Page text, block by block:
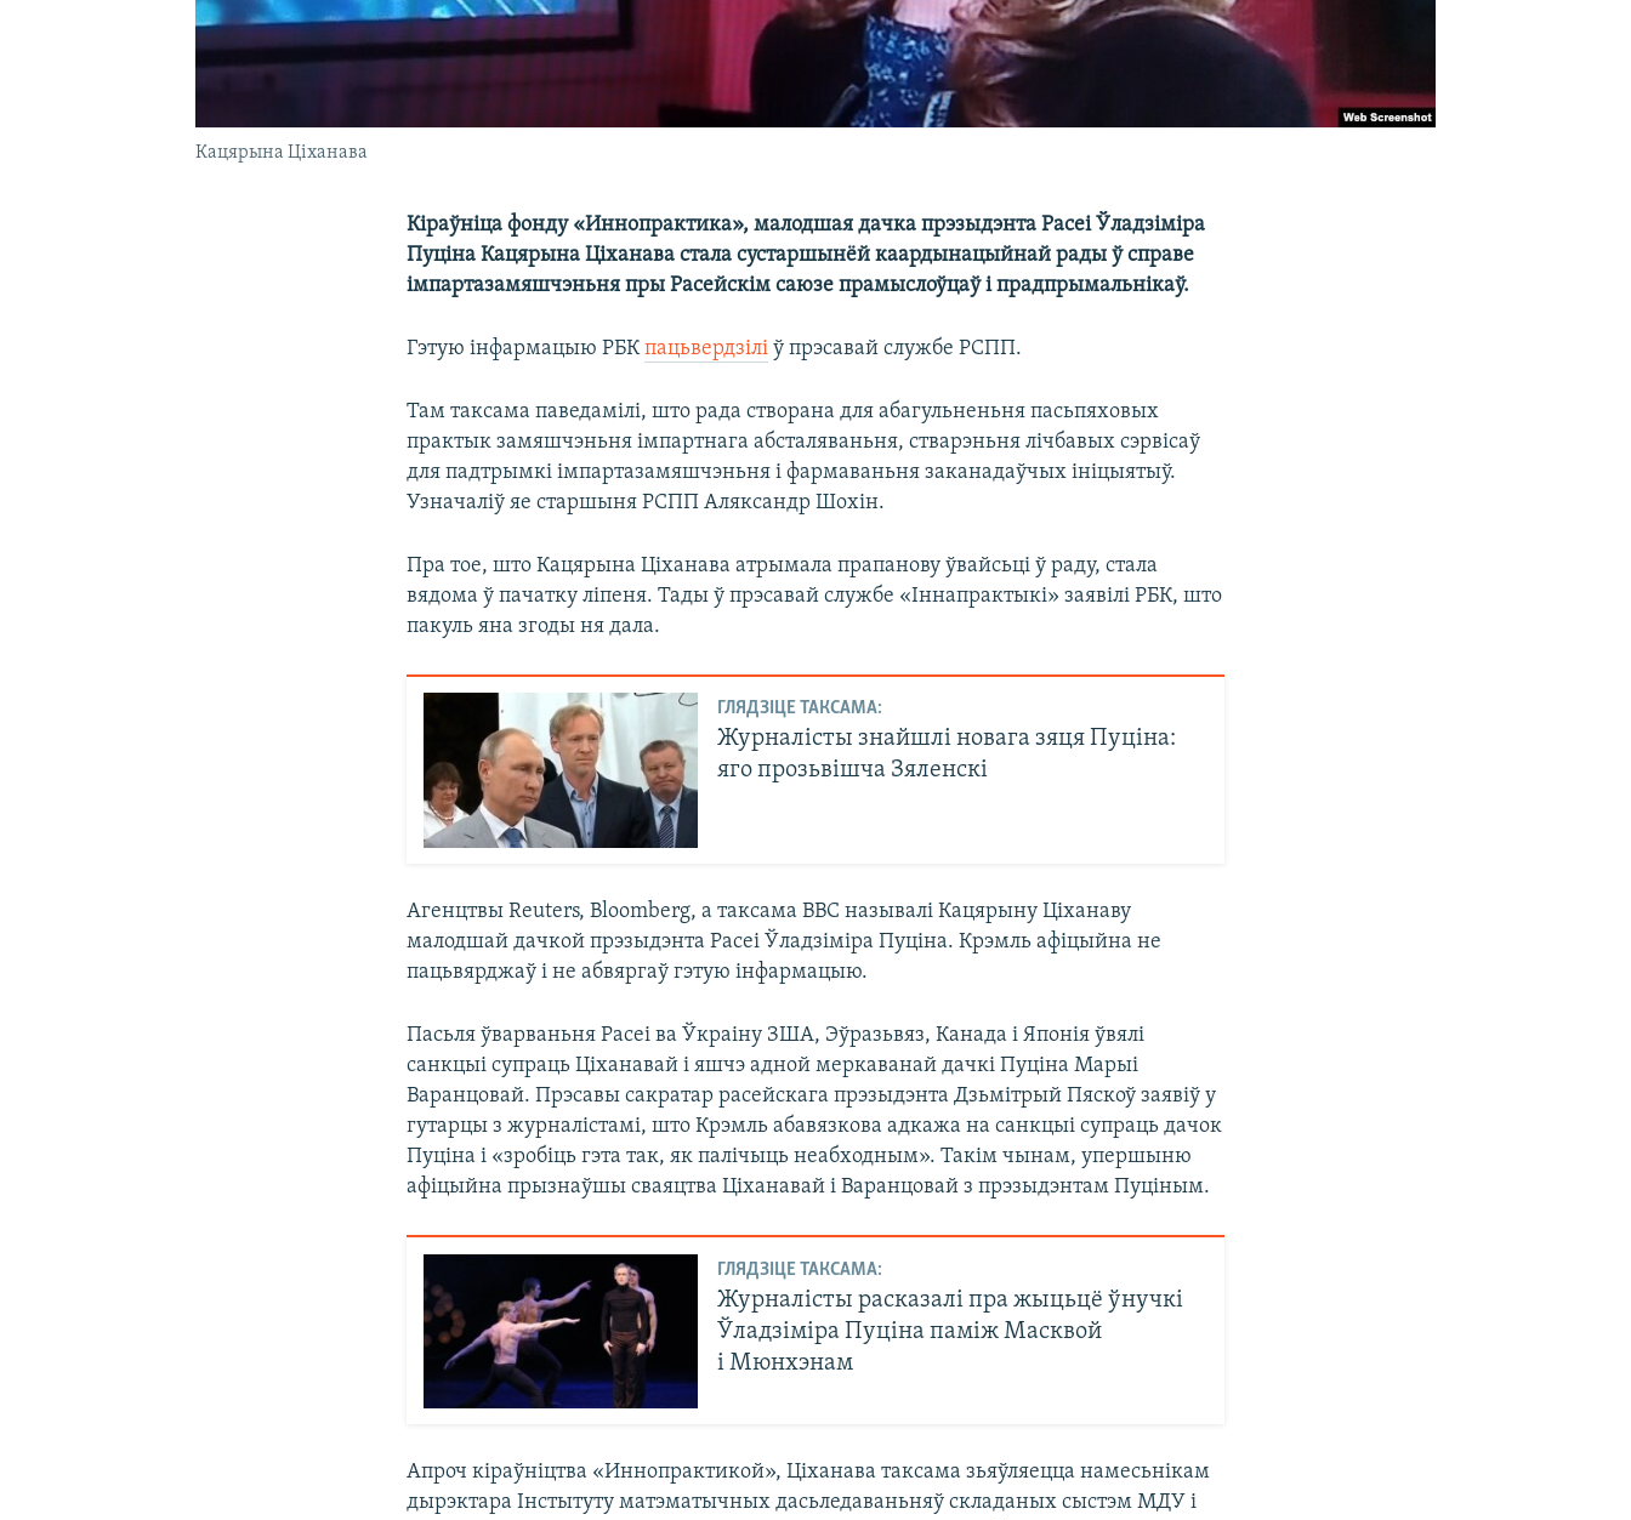
Кацярына Ціханава
Кіраўніца фонду «Иннопрактика», малодшая дачка прэзыдэнта Расеі Ўладзіміра
Пуціна Кацярына Ціханава стала сустаршынёй каардынацыйнай рады ў справе
імпартазамяшчэньня пры Расейскім саюзе прамыслоўцаў і прадпрымальнікаў.
Гэтую інфармацыю РБКпацьвердзілі ў прэсавай службе РСПП.
Там таксама паведамілі, што рада створана для абагульненьня пасьпяховых
практык замяшчэньня імпартнага абсталяваньня, стварэньня лічбавых сэрвісаў
для падтрымкі імпартазамяшчэньня і фармаваньня заканадаўчых ініцыятыў.
Узначаліў яе старшыня РСПП Аляксандр Шохін.
Пра тое, што Кацярына Ціханава атрымала прапанову ўвайсьці ў раду, стала
вядома ў пачатку ліпеня. Тады ў прэсавай службе «Іннапрактыкі» заявілі РБК, што
пакуль яна згоды ня дала.
ГЛЯДЗІЦЕ ТАКСАМА:
Журналісты знайшлі новага зяця Пуціна:
яго прозьвішча Зяленскі
Агенцтвы Reuters, Bloomberg, а таксама ВВС называлі Кацярыну Ціханаву
малодшай дачкой прэзыдэнта Расеі Ўладзіміра Пуціна. Крэмль афіцыйна не
пацьвярджаў і не абвяргаў гэтую інфармацыю.
Пасьля ўварваньня Расеі ва Ўкраіну ЗША, Эўразьвяз, Канада і Японія ўвялі
санкцыі супраць Ціханавай і яшчэ адной меркаванай дачкі Пуціна Марыі
Варанцовай. Прэсавы сакратар расейскага прэзыдэнта Дзьмітрый Пяскоў заявіў у
гутарцы з журналістамі, што Крэмль абавязкова адкажа на санкцыі супраць дачок
Пуціна і «зробіць гэта так, як палічыць неабходным». Такім чынам, упершыню
афіцыйна прызнаўшы сваяцтва Ціханавай і Варанцовай з прэзыдэнтам Пуціным.
ГЛЯДЗІЦЕ ТАКСАМА:
Журналісты расказалі пра жыцьцё ўнучкі
Ўладзіміра Пуціна паміж Масквой
і Мюнхэнам
Апроч кіраўніцтва «Иннопрактикой», Ціханава таксама зьяўляецца намесьнікам
дырэктара Інстытуту матэматычных дасьледаваньняў складаных сыстэм МДУ і